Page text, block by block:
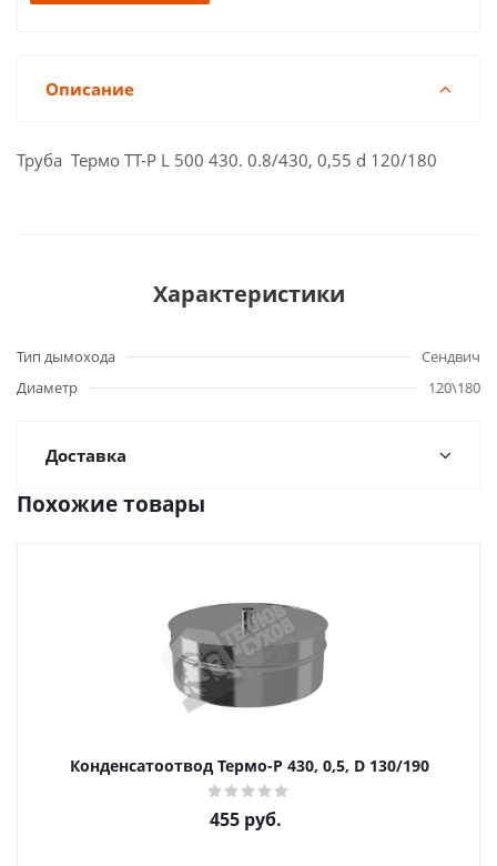
Описание
Труба Термо ТТ-Р L 500 430. 0.8/430, 0,55 d 120/180
Характеристики
Тип дымохода
Сендвич
Диаметр
120\180
Доставка
Похожие товары
Конденсатоотвод Термо-Р 430, 0,5, D 130/190
455руб.